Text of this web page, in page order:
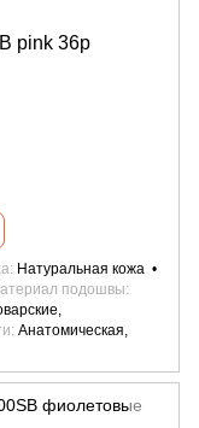
pink 36р
Натуральная кожа
подошвы
Анатомическая,